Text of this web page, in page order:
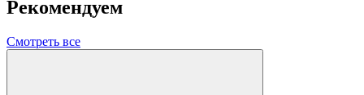
Рекомендуем
Смотреть все